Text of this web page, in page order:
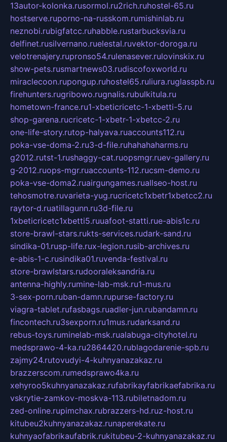
13autor-kolonka.rusormol.ru2rich.ruhostel-65.ru
hostserve.ruporno-na-russkom.rumishinlab.ru
neznobi.rubigfatcc.ruhabble.rustarbucksvia.ru
delfinet.rusilvernano.ruelestal.ruvektor-doroga.ru
velotrenajery.rupronso54.rulenasever.rulovinskix.ru
show-pets.rusmartnews03.rudiscofoxworld.ru
miraclecoon.rupongup.ruhostel65.ruliura.ruglasspb.ru
firehunters.rugribowo.rugnalis.rubulkitula.ru
hometown-france.ru1-xbeticricetc-1-xbetti-5.ru
shop-garena.rucricetc-1-xbetr-1-xbetcc-2.ru
one-life-story.rutop-halyava.ruaccounts112.ru
poka-vse-doma-2.ru3-d-file.ruhahahaharms.ru
g2012.rutst-1.rushaggy-cat.ruopsmgr.ruev-gallery.ru
g-2012.ruops-mgr.ruaccounts-112.rucsm-demo.ru
poka-vse-doma2.ruairgungames.ruallseo-host.ru
tehosmotre.ruvarieta-yug.rucricetc1xbetr1xbetcc2.ru
raytor-d.ruatillagunn.ru3d-file.ru
1xbeticricetc1xbetti5.ruuafoot-statti.rue-abis1c.ru
store-brawl-stars.rukts-services.rudark-sand.ru
sindika-01.rusp-life.rux-legion.rusib-archives.ru
e-abis-1-c.rusindika01.ruvenda-festival.ru
store-brawlstars.rudooraleksandria.ru
antenna-highly.rumine-lab-msk.ru1-mus.ru
3-sex-porn.ruban-damn.rupurse-factory.ru
viagra-tablet.rufasbags.ruadler-jun.rubandamn.ru
fincontech.ru3sexporn.ru1mus.rudarksand.ru
rebus-toys.ruminelab-msk.rualabuga-cityhotel.ru
medsprawo-4-ka.ru2864420.rublagodarenie-spb.ru
zajmy24.rutovudyi-4-kuhnyanazakaz.ru
brazzerscom.rumedsprawo4ka.ru
xehyroo5kuhnyanazakaz.rufabrikayfabrikaefabrika.ru
vskrytie-zamkov-moskva-113.rubiletnadom.ru
zed-online.rupimchax.rubrazzers-hd.ruz-host.ru
kitubeu2kuhnyanazakaz.runaperekate.ru
kuhnyaofabrikaufabrik.rukitubeu-2-kuhnyanazakaz.ru